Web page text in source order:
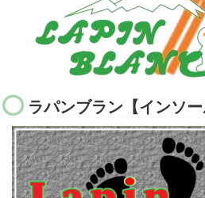
ラパンブラン【インソー